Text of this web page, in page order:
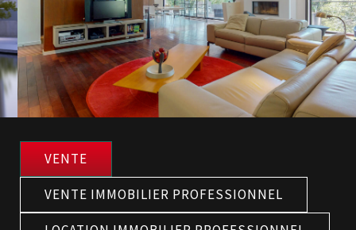
VENTE
VENTE IMMOBILIER PROFESSIONNEL